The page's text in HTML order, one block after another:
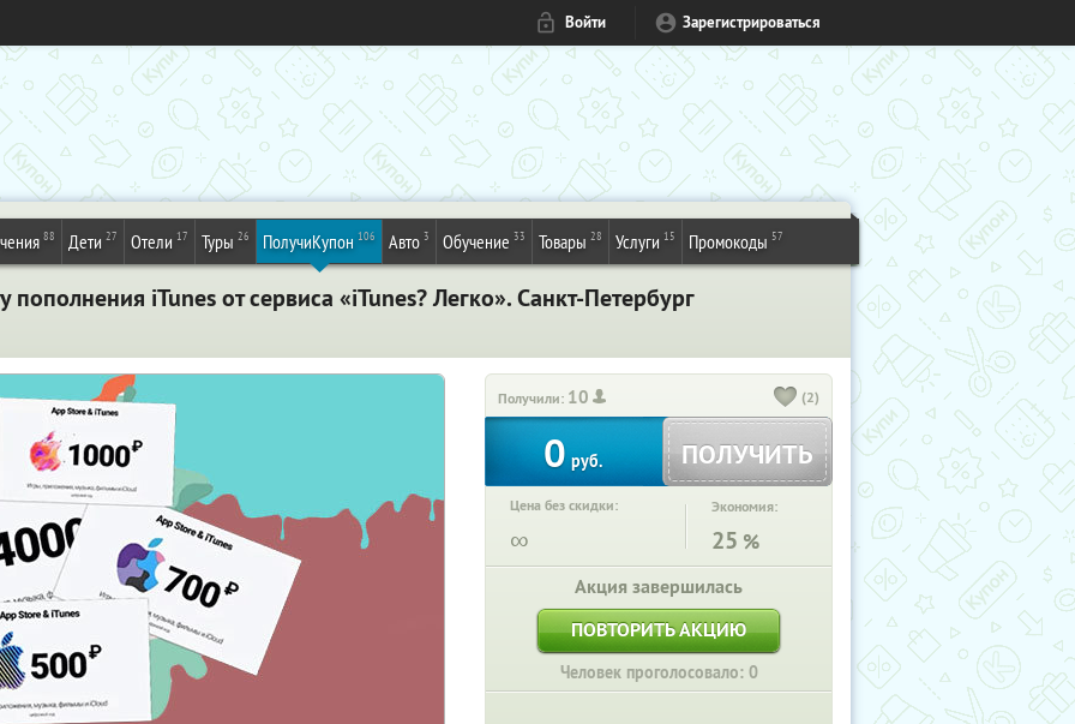
Войти Зарегистрироваться
88 Дети 27 Отели 17 Туры 26 ПолучиКупон 106 Авто 3 Обучение 33 Товары 28 Услуги 15 Промокоды 57
пополнения iTunes от сервиса «iTunes? Легко». Санкт-Петербург
Получили: 10 (2)
0 руб. ПОЛУЧИТЬ
Цена без скидки:
∞
Экономия:
25 %
Акция завершилась
ПОВТОРИТЬ АКЦИЮ
Человек проголосовало: 0